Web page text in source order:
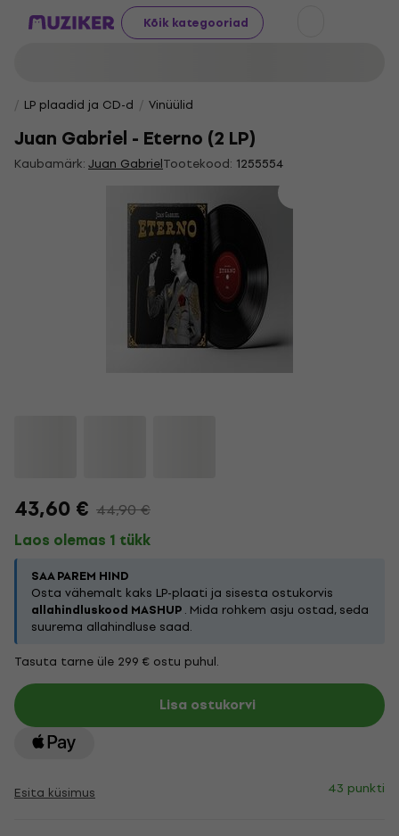
Kõik kategooriad
LP plaadid ja CD-d Vinüülid
Juan Gabriel - Eterno (2 LP)
Kaubamärk:Juan GabrielTootekood: 1255554
43,60 € 44,90 €
Laos olemas 1 tükk
SAA PAREM HIND
Osta vähemalt kaks LP-plaati ja sisesta ostukorvis
allahindluskood MASHUP. Mida rohkem asju ostad, seda
suurema allahindluse saad.
Tasuta tarne üle 299 € ostu puhul.
Lisa ostukorvi
Esita küsimus 43 punkti